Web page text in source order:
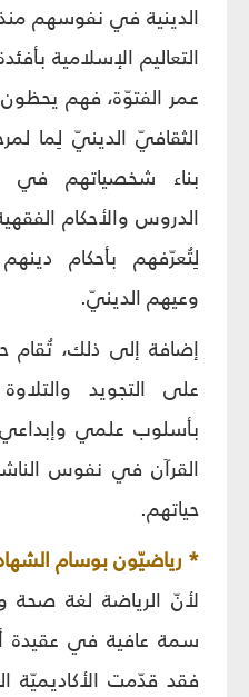
الدينية في نفوسهم
التعاليم الإسلامية
عمر الفتوّة، فهم يحظون
الثقافيّ الدينيّ لِما
بناء شخصياتهم في
الدروس والأحكام
لِتُعرّفهم بأحكام
وعيهم الدينيّ.
إضافة إلى ذلك، تُقام
على التجويد
بأسلوب علمي
القرآن في نفوس
حياتهم.
* رياضيّون بوسام
لأنّ الرياضة لغة صحة
سمة عافية في عقيدة
فقد قدّمت الأكاديميّة